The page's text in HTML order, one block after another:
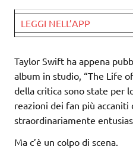
LEGGI NELL’APP
Taylor Swift ha appena
album in studio, “The Life
della critica sono state per
reazioni dei fan più
straordinariamente
Ma c’è un colpo di scena.